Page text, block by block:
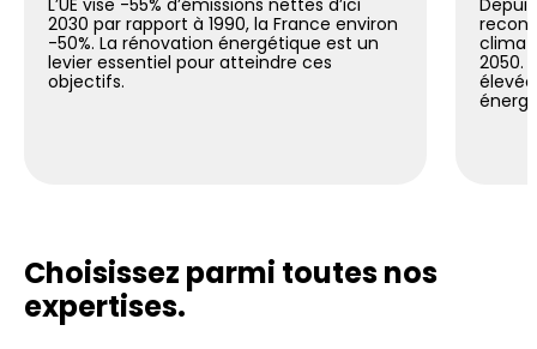
L’UE vise -55% d’émissions nettes d’ici
2030 par rapport à 1990, la France environ
-50%. La rénovation énergétique est un
levier essentiel pour atteindre ces
objectifs.
2050.
Choisissez parmi toutesnos
expertises.